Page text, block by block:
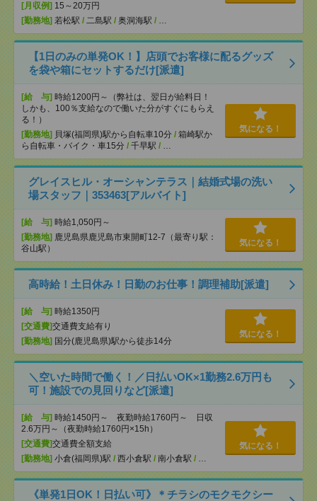
[月収例] 15～20万円
[勤務地] 若松駅 / 二島駅 / 奥洞海駅 / …
【1日のみの単発OK！】店頭でお客様に配るグッズ
を袋や箱にセットするだけ[派遣]
[給 与] 時給1200円～（弊社は、翌日が給料日！
しかも、100％支給なので働いた分がすぐにもらえ
る！）
[勤務地] 貝塚(福岡県)駅から自転車10分 / 箱崎駅か
ら自転車・バイク・車15分 / 千早駅 / …
気になる！
グレイスヒル・オーシャンテラス｜結婚式場の洗い
場スタッフ｜353463[アルバイト]
[給 与] 時給1,050円～
[勤務地] 鹿児島県鹿児島市東開町12-7（最寄り駅：
谷山駅）
気になる！
高時給！土日休み！日勤のお仕事！調理補助[派遣]
[給 与] 時給1350円
[交通費]交通費支給有り
[勤務地] 国分(鹿児島県)駅から徒歩14分
気になる！
＼空いた時間で働く！／日払いOK×1勤務2.6万円も
可！施設での見回りなど[派遣]
[給 与] 時給1450円～ 夜勤時給1760円～ 日収
2.6万円～（夜勤時給1760円×15h）
[交通費]交通費全額支給
[勤務地] 小倉(福岡県)駅 / 西小倉駅 / 南小倉駅 / …
気になる！
《単発1日OK！日払い可》＊チラシのモクモクシー